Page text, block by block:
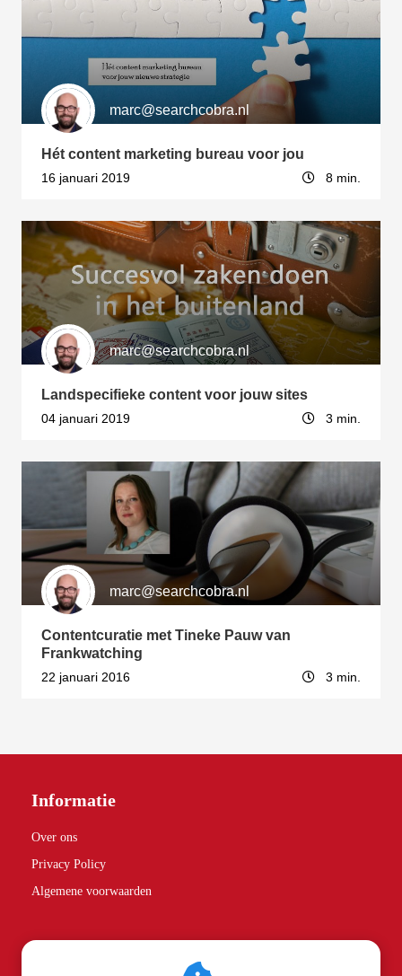
marc@searchcobra.nl
Hét content marketing bureau voor jou
16 januari 2019 8 min.
marc@searchcobra.nl
Landspecifieke content voor jouw sites
04 januari 2019 3 min.
marc@searchcobra.nl
Contentcuratie met Tineke Pauw van
Frankwatching
22 januari 2016 3 min.
Informatie
Over ons
Privacy Policy
Algemene voorwaarden
Partners